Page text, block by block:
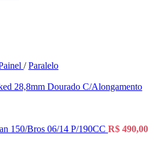
/ Paralelo
28,8mm Dourado C/Alongamento
150/Bros 06/14 P/190CC R$ 490,00